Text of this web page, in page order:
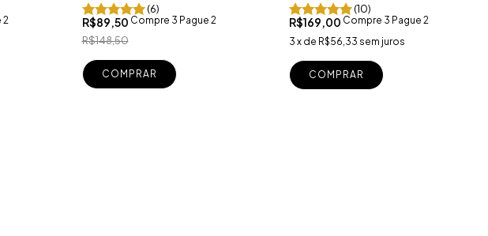
2
(6)
R$89,50 Compre 3 Pague 2
R$148,50
COMPRAR
(10)
R$169,00 Compre 3 Pague 2
3 x de R$56,33 sem juros
COMPRAR